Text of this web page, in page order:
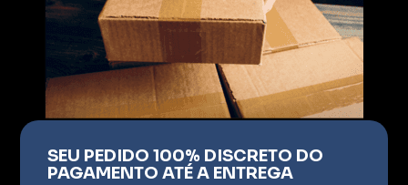
SEU PEDIDO 100% DISCRETO DO
PAGAMENTO ATÉ A ENTREGA